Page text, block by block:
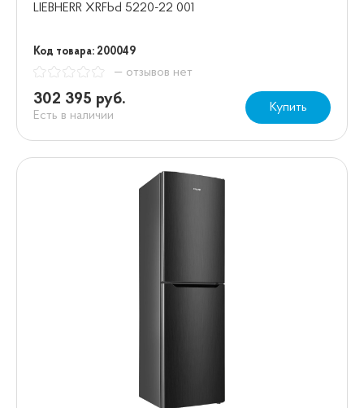
LIEBHERR XRFbd 5220-22 001
Код товара: 200049
— отзывов нет
302 395 руб.
Есть в наличии
Купить